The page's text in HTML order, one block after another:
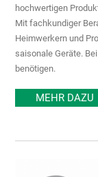
hochwertigen
Mit fachkundiger
Heimwerkern und
saisonale Geräte.
benötigen.
MEHR DAZU